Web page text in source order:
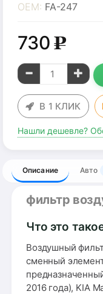
OEM: FA-247
730g
В 1 КЛИК
Нашли дешевле?
Описание Авто
фильтр
Что это
Воздушный
сменный
2016 года), KIA